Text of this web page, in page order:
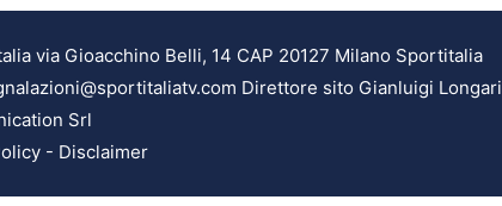
via Gioacchino Belli, 14 CAP 20127 Milano Sportitalia
Direttore sito Gianluigi Longari
Srl
- Disclaimer